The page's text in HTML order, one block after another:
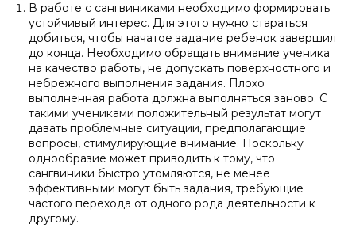
В работе с сангвиниками необходимо формировать
устойчивый интерес. Для этого нужно стараться
добиться, чтобы начатое задание ребенок завершил
до конца. Необходимо обращать внимание ученика
на качество работы, не допускать поверхностного и
небрежного выполнения задания. Плохо
выполненная работа должна выполняться заново. С
такими учениками положительный результат могут
давать проблемные ситуации, предполагающие
вопросы, стимулирующие внимание. Поскольку
однообразие может приводить к тому, что
сангвиники быстро утомляются, не менее
эффективными могут быть задания, требующие
частого перехода от одного рода деятельности к
другому.